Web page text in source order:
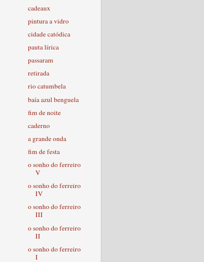
cadeaux
pintura a vidro
cidade catódica
pauta lírica
passaram
retirada
rio catumbela
baía azul benguela
fim de noite
caderno
a grande onda
fim de festa
o sonho do ferreiro
V
o sonho do ferreiro
IV
o sonho do ferreiro
III
o sonho do ferreiro
II
o sonho do ferreiro
I